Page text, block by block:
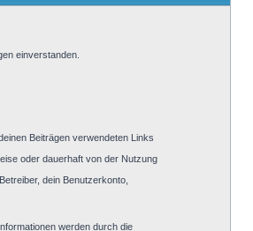
einverstanden.
Beiträgen verwendeten Links
oder dauerhaft von der Nutzung
dein Benutzerkonto,
werden durch die